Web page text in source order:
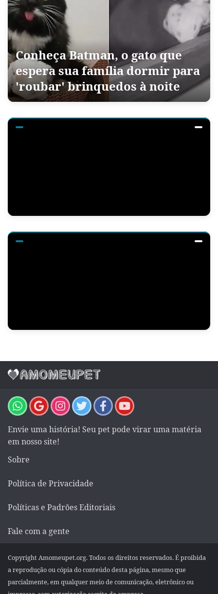
Conheça Batman, o gato que
espera sua família dormir para
'roubar' brinquedos à noite
Envie uma história! Seu pet pode virar uma matéria
em nosso site!
Sobre
Política de Privacidade
Políticas e Padrões Editoriais
Fale com a gente
Copyright Amomeupet.org. Todos os direitos reservados. É proibida
a reprodução ou cópia do conteúdo desta página, mesmo que
parcialmente, em qualquer meio de comunicação, eletrônico ou